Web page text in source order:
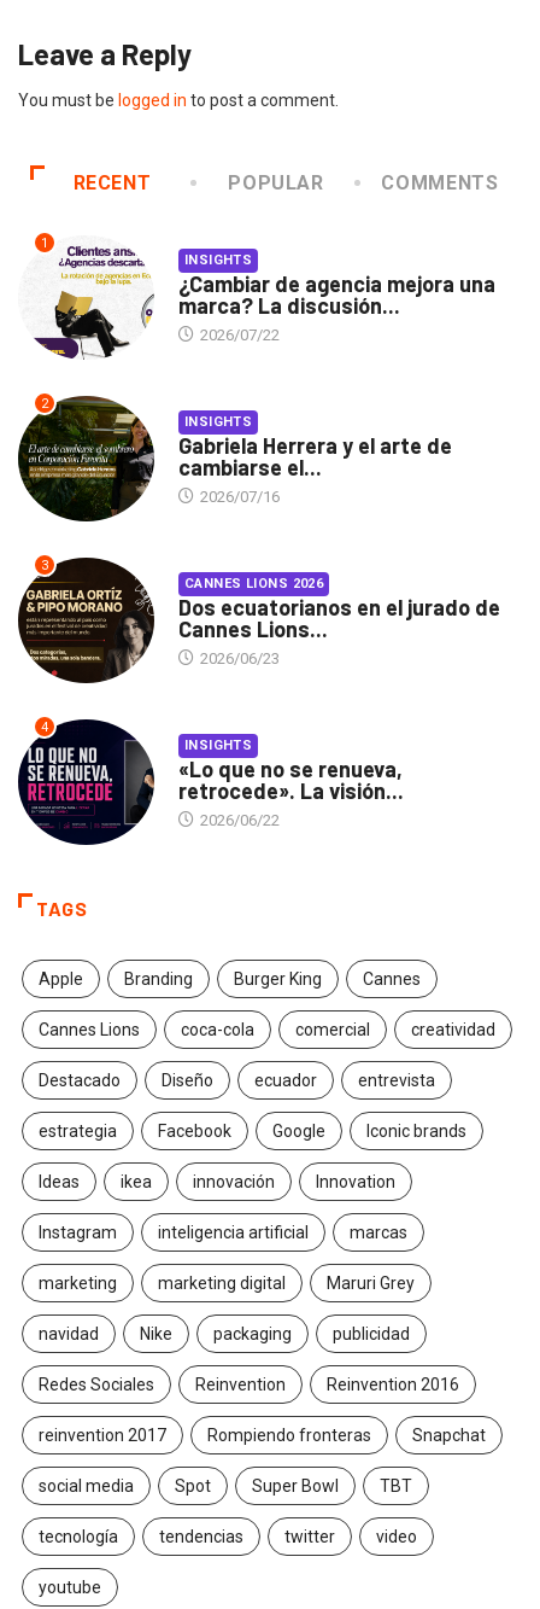
Leave a Reply
You must be logged in to post a comment.
RECENT POPULAR COMMENTS
1
INSIGHTS
¿Cambiar de agencia mejora una
marca? La discusión...
2026/07/22
2
INSIGHTS
Gabriela Herrera y el arte de
cambiarse el...
2026/07/16
3
CANNES LIONS 2026
Dos ecuatorianos en el jurado de
Cannes Lions...
2026/06/23
4
INSIGHTS
«Lo que no se renueva,
retrocede». La visión...
2026/06/22
TAGS
Apple Branding Burger King Cannes
Cannes Lions coca-cola comercial creatividad
Destacado Diseño ecuador entrevista
estrategia Facebook Google Iconic brands
Ideas ikea innovación Innovation
Instagram inteligencia artificial marcas
marketing marketing digital Maruri Grey
navidad Nike packaging publicidad
Redes Sociales Reinvention Reinvention 2016
reinvention 2017 Rompiendo fronteras Snapchat
social media Spot Super Bowl TBT
tecnología tendencias twitter video
youtube